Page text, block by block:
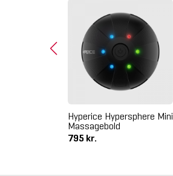
Hyperice Hypersphere Mini
Massagebold
795 kr.